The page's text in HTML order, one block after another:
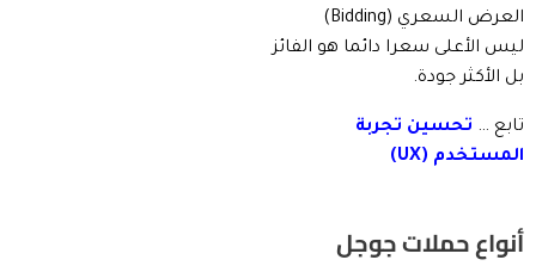
العرض السعري (Bidding)
ليس الأعلى سعرا دائما هو الفائز
بل الأكثر جودة.
تابع … تحسين تجربة
المستخدم (UX)
أنواع حملات جوجل